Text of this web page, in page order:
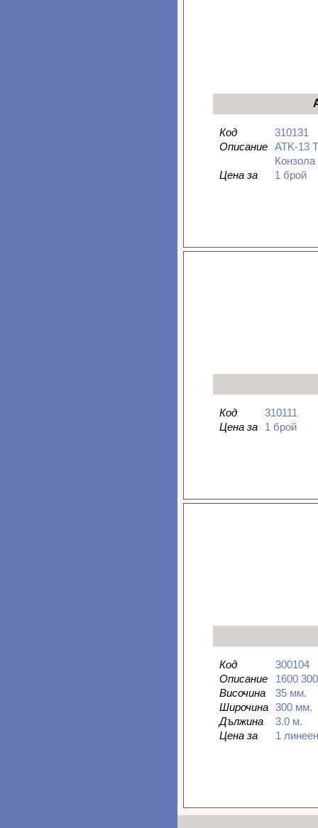
Код
310131
Описание
ATK-13
Конзола
Цена за
1 брой
Код
310111
Цена за
1 брой
Код
300104
Описание
1600
Височина
35 мм.
Широчина
300 мм.
Дължина
3.0 м.
Цена за
1